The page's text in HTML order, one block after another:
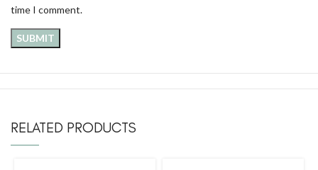
time I comment.
RELATED PRODUCTS